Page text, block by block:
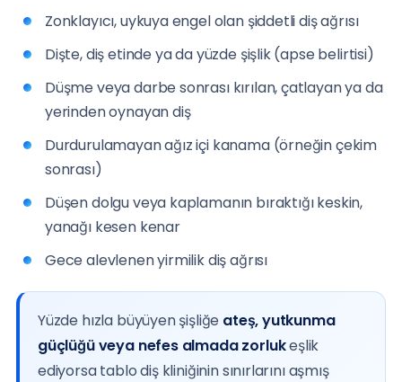
Zonklayıcı, uykuya engel olan şiddetli diş ağrısı
Dişte, diş etinde ya da yüzde şişlik (apse belirtisi)
Düşme veya darbe sonrası kırılan, çatlayan ya da
yerinden oynayan diş
Durdurulamayan ağız içi kanama (örneğin çekim
sonrası)
Düşen dolgu veya kaplamanın bıraktığı keskin,
yanağı kesen kenar
Gece alevlenen yirmilik diş ağrısı
Yüzde hızla büyüyen şişliğe ateş, yutkunma
güçlüğü veya nefes almada zorlukeşlik
ediyorsa tablo diş kliniğinin sınırlarını aşmış